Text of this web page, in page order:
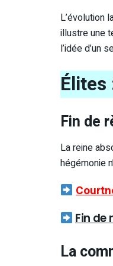
L’évolution
illustre une
l’idée d’un
Élites
Fin de
La reine
hégémonie
Fin de
La